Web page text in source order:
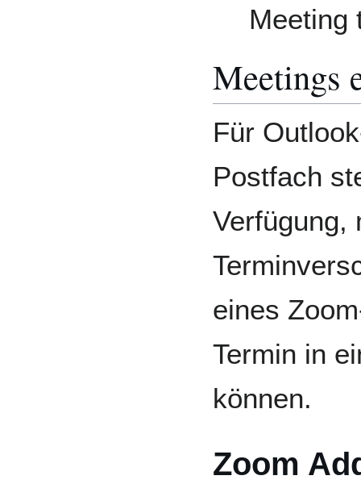
Meeting
Meetings
Für
Postfach
Verfügung,
eines
Termin in
können.
Zoom